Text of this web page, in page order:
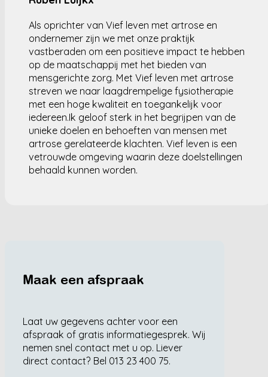
Als oprichter van Vief leven met artrose en
ondernemer zijn we met onze praktijk
vastberaden om een positieve impact te hebben
op de maatschappij met het bieden van
mensgerichte zorg. Met Vief leven met artrose
streven we naar laagdrempelige fysiotherapie
met een hoge kwaliteit en toegankelijk voor
iedereen.Ik geloof sterk in het begrijpen van de
unieke doelen en behoeften van mensen met
artrose gerelateerde klachten. Vief leven is een
vetrouwde omgeving waarin deze doelstellingen
behaald kunnen worden.
Maak een afspraak
Laat uw gegevens achter voor een
afspraak of gratis informatiegesprek. Wij
nemen snel contact met u op. Liever
direct contact? Bel 013 23 400 75.